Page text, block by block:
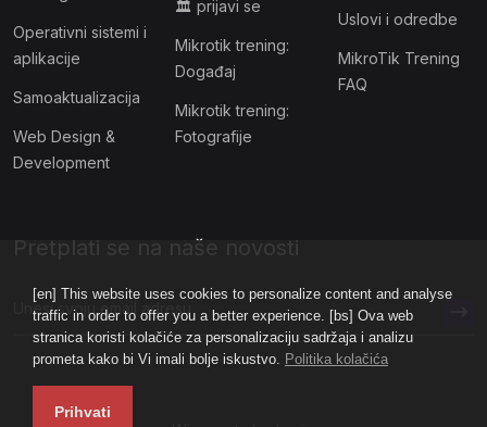
[en] This website uses cookies to personalize content and analyse
traffic in order to offer you a better experience. [bs] Ova web
stranica koristi kolačiće za personalizaciju sadržaja i analizu
prometa kako bi Vi imali bolje iskustvo. Politika kolačića
Prihvati
Operativni sistemi i
aplikacije
Samoaktualizacija
Web Design &
Development
🏛 prijavi se
Mikrotik trening:
Događaj
Mikrotik trening:
Fotografije
Uslovi i odredbe
MikroTik Trening
FAQ
Pretplati se na naše novosti